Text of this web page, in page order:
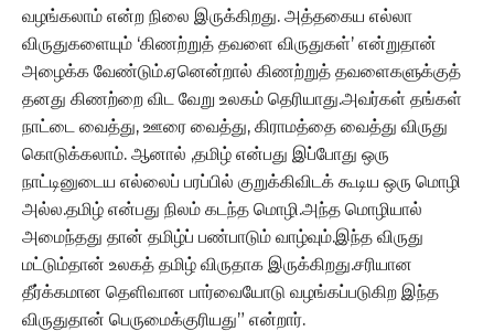
வழங்கலாம் என்ற நிலை இருக்கிறது. அத்தகைய எல்லா
விருதுகளையும் ‘கிணற்றுத் தவளை விருதுகள்’ என்றுதான்
அழைக்க வேண்டும்.ஏனென்றால் கிணற்றுத் தவளைகளுக்குத்
தனது கிணற்றை விட வேறு உலகம் தெரியாது.அவர்கள் தங்கள்
நாட்டை வைத்து, ஊரை வைத்து, கிராமத்தை வைத்து விருது
கொடுக்கலாம். ஆனால் ,தமிழ் என்பது இப்போது ஒரு
நாட்டினுடைய எல்லைப் பரப்பில் குறுக்கிவிடக் கூடிய ஒரு மொழி
அல்ல.தமிழ் என்பது நிலம் கடந்த மொழி.அந்த மொழியால்
அமைந்தது தான் தமிழ்ப் பண்பாடும் வாழ்வும்.இந்த விருது
மட்டும்தான் உலகத் தமிழ் விருதாக இருக்கிறது.சரியான
தீர்க்கமான தெளிவான பார்வையோடு வழங்கப்படுகிற இந்த
விருதுதான் பெருமைக்குரியது” என்றார்.